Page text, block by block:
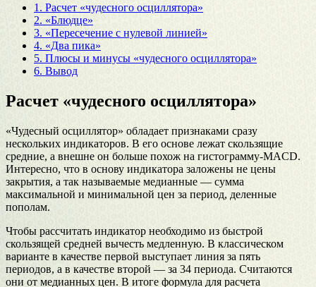
1. Расчет «чудесного осциллятора»
2. «Блюдце»
3. «Пересечение с нулевой линией»
4. «Два пика»
5. Плюсы и минусы «чудесного осциллятора»
6. Вывод
Расчет «чудесного осциллятора»
«Чудесный осциллятор» обладает признаками сразу
нескольких индикаторов. В его основе лежат скользящие
средние, а внешне он больше похож на гистограмму-MACD.
Интересно, что в основу индикатора заложены не цены
закрытия, а так называемые медианные — сумма
максимальной и минимальной цен за период, деленные
пополам.
Чтобы рассчитать индикатор необходимо из быстрой
скользящей средней вычесть медленную. В классическом
варианте в качестве первой выступает линия за пять
периодов, а в качестве второй — за 34 периода. Считаются
они от медианных цен. В итоге формула для расчета